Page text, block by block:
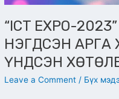
“ICT EXPO-
НЭГДСЭН
ҮНДСЭН
Leave a Comment / Бүх